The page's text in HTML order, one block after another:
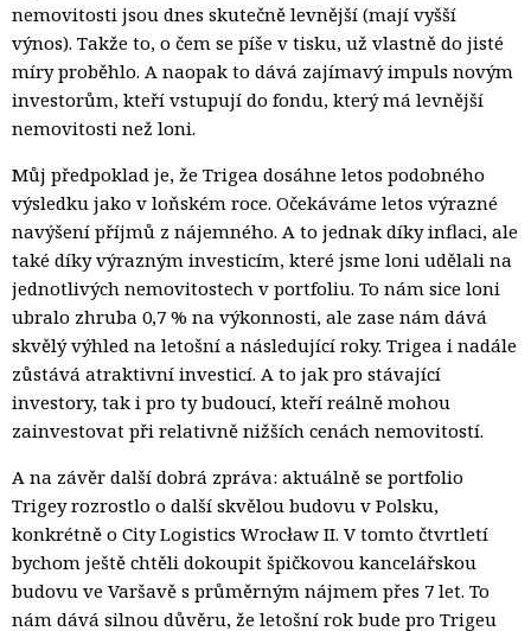
nemovitosti jsou dnes skutečně levnější (mají vyšší
výnos). Takže to, o čem se píše v tisku, už vlastně do jisté
míry proběhlo. A naopak to dává zajímavý impuls novým
investorům, kteří vstupují do fondu, který má levnější
nemovitosti než loni.
Můj předpoklad je, že Trigea dosáhne letos podobného
výsledku jako v loňském roce. Očekáváme letos výrazné
navýšení příjmů z nájemného. A to jednak díky inflaci, ale
také díky výrazným investicím, které jsme loni udělali na
jednotlivých nemovitostech v portfoliu. To nám sice loni
ubralo zhruba 0,7 % na výkonnosti, ale zase nám dává
skvělý výhled na letošní a následující roky. Trigea i nadále
zůstává atraktivní investicí. A to jak pro stávající
investory, tak i pro ty budoucí, kteří reálně mohou
zainvestovat při relativně nižších cenách nemovitostí.
A na závěr další dobrá zpráva: aktuálně se portfolio
Trigey rozrostlo o další skvělou budovu v Polsku,
konkrétně o City Logistics Wrocław II. V tomto čtvrtletí
bychom ještě chtěli dokoupit špičkovou kancelářskou
budovu ve Varšavě s průměrným nájmem přes 7 let. To
nám dává silnou důvěru, že letošní rok bude pro Trigeu